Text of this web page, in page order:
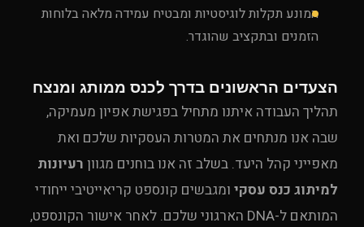
המונע תקלות לוגיסטיות ומבטיח עמידה מלאה בלוחות
הזמנים ובתקציב שהוגדר.
הצעדים הראשונים בדרך לכנס ממותג ומנצח
תהליך העבודה איתנו מתחיל בפגישת אפיון מעמיקה,
שבה אנו מנתחים את המטרות העסקיות שלכם ואת
מאפייני קהל היעד. בשלב זה אנו בוחנים מגוון רעיונות
למיתוג כנס עסקי ומגבשים קונספט קריאייטיבי ייחודי
המותאם ל-DNA הארגוני שלכם. לאחר אישור הקונספט,